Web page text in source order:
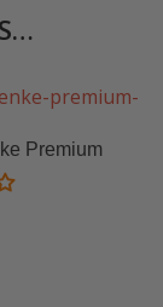
Premium